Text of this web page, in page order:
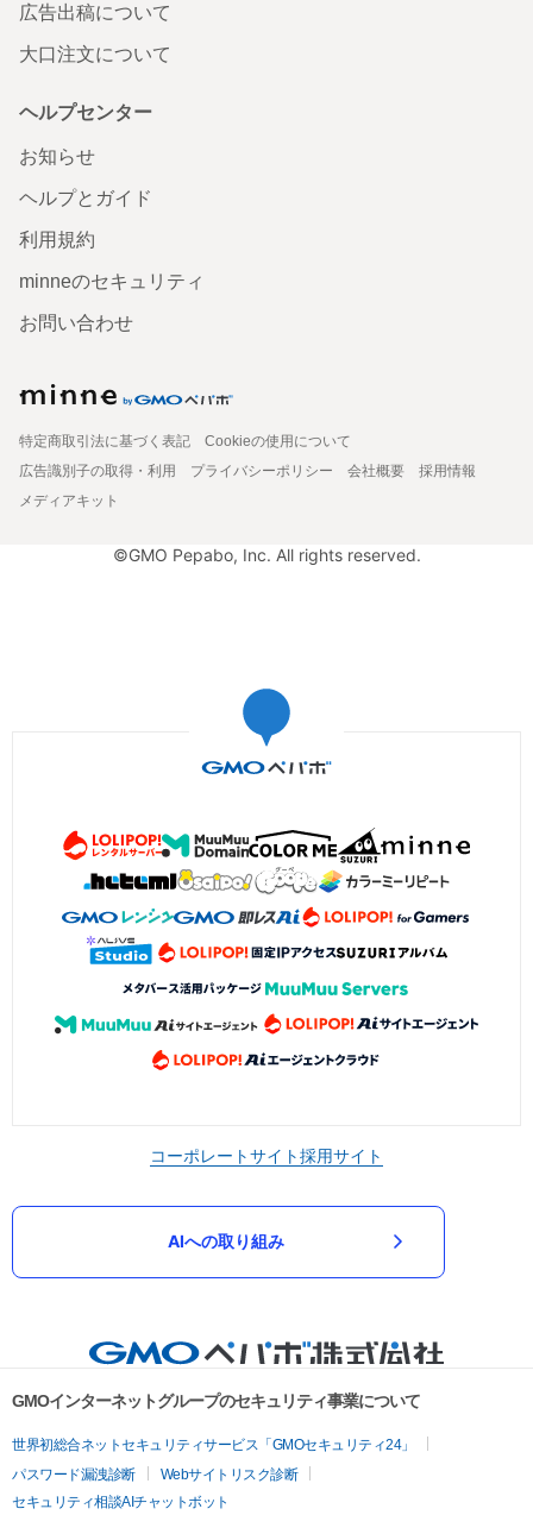
広告出稿について
大口注文について
ヘルプセンター
お知らせ
ヘルプとガイド
利用規約
minneのセキュリティ
お問い合わせ
特定商取引法に基づく表記
Cookieの使用について
広告識別子の取得・利用
プライバシーポリシー 会社概要
採用情報
メディアキット
©GMO Pepabo, Inc. All rights reserved.
コーポレートサイト採用サイト
AIへの取り組み
GMOインターネットグループのセキュリティ事業について
世界初総合ネットセキュリティサービス「GMOセキュリティ24」
パスワード漏洩診断
Webサイトリスク診断
セキュリティ相談AIチャットボット